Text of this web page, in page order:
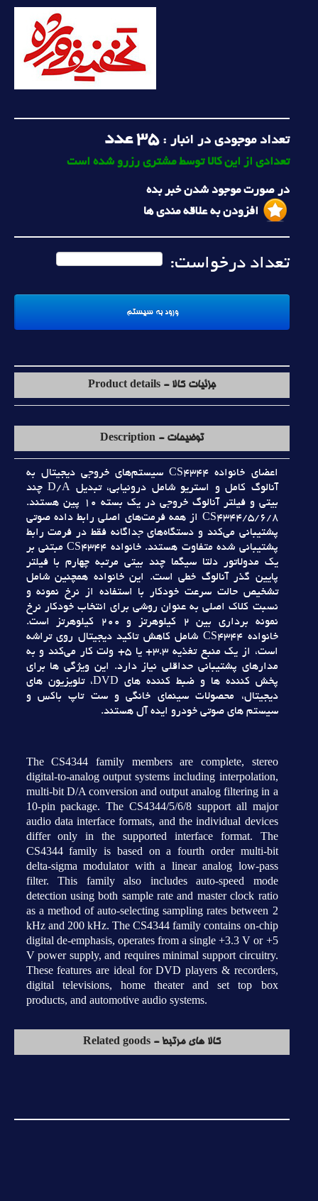
تعداد موجودی در انبار :35 عدد
تعدادی از این کالا توسط مشتری رزرو شده است
در صورت موجود شدن خبر بده
افزودن به علاقه مندی ها
تعداد درخواست:
جزئیات کالا - Product details
توضیحات - Description
اعضاي خانواده CS4344 سيستم‌هاي خروجي ديجيتال به
آنالوگ کامل و استريو شامل درونيابي، تبديل D/A چند
بيتي و فيلتر آنالوگ خروجي در يک بسته 10 پين هستند.
CS4344/5/6/8 از همه فرمت‌هاي اصلي رابط داده صوتي
پشتيباني مي‌کند و دستگاه‌هاي جداگانه فقط در فرمت رابط
پشتيباني شده متفاوت هستند. خانواده CS4344 مبتني بر
يک مدولاتور دلتا سيگما چند بيتي مرتبه چهارم با فيلتر
پايين گذر آنالوگ خطي است. اين خانواده همچنين شامل
تشخيص حالت سرعت خودکار با استفاده از نرخ نمونه و
نسبت کلاک اصلي به عنوان روشي براي انتخاب خودکار نرخ
نمونه برداري بين 2 کيلوهرتز و 200 کيلوهرتز است.
خانواده CS4344 شامل کاهش تاکيد ديجيتال روي تراشه
است، از يک منبع تغذيه 3.3+ يا 5+ ولت کار مي‌کند و به
مدارهاي پشتيباني حداقلي نياز دارد. اين ويژگي ها براي
پخش کننده ها و ضبط کننده هاي DVD، تلويزيون هاي
ديجيتال، محصولات سينماي خانگي و ست تاپ باکس و
سيستم هاي صوتي خودرو ايده آل هستند.
The CS4344 family members are complete, stereo
digital-to-analog output systems including interpolation,
multi-bit D/A conversion and output analog filtering in a
10-pin package. The CS4344/5/6/8 support all major
audio data interface formats, and the individual devices
differ only in the supported interface format. The
CS4344 family is based on a fourth order multi-bit
delta-sigma modulator with a linear analog low-pass
filter. This family also includes auto-speed mode
detection using both sample rate and master clock ratio
as a method of auto-selecting sampling rates between 2
kHz and 200 kHz. The CS4344 family contains on-chip
digital de-emphasis, operates from a single +3.3 V or +5
V power supply, and requires minimal support circuitry.
These features are ideal for DVD players & recorders,
digital televisions, home theater and set top box
products, and automotive audio systems.
کالا های مرتبط - Related goods